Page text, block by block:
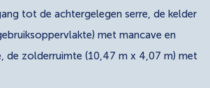
tot de achtergelegen serre, de kelder
met mancave en
de zolderruimte (10,47 m x 4,07 m) met